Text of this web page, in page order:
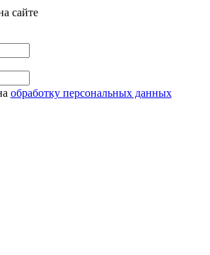
сайте
обработку персональных данных